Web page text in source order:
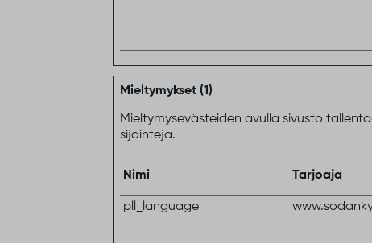
Mieltymykset (1)
Mieltymysevästeiden avulla sivusto
sijainteja.
Nimi Tarjoaja
pll_language